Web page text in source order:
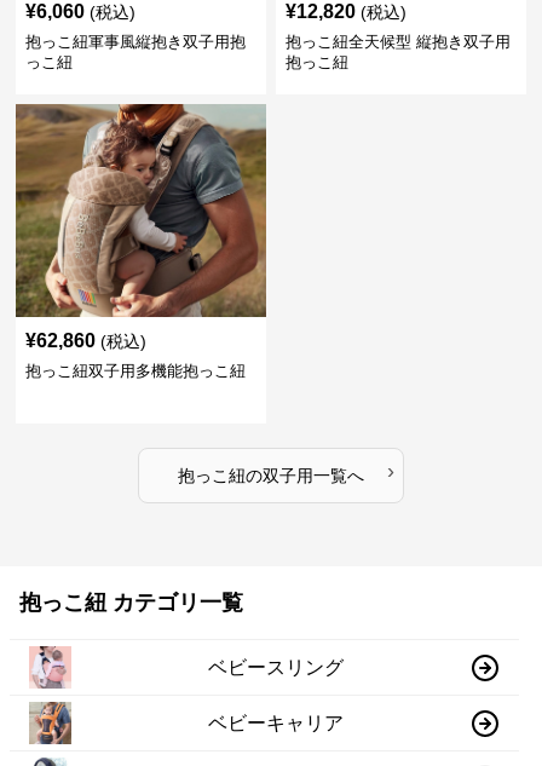
¥6,060 (税込)
抱っこ紐軍事風縦抱き双子用抱
っこ紐
¥12,820 (税込)
抱っこ紐全天候型 縦抱き双子用
抱っこ紐
¥62,860 (税込)
抱っこ紐双子用多機能抱っこ紐
抱っこ紐の双子用一覧へ ›
抱っこ紐 カテゴリ一覧
ベビースリング
ベビーキャリア